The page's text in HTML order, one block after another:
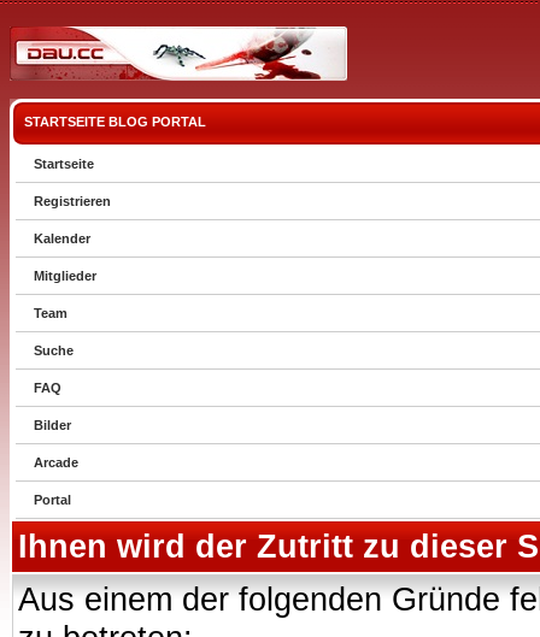
STARTSEITE BLOG PORTAL
Startseite
Registrieren
Kalender
Mitglieder
Team
Suche
FAQ
Bilder
Arcade
Portal
Ihnen wird der Zutritt zu dieser
Aus einem der folgenden Gründe